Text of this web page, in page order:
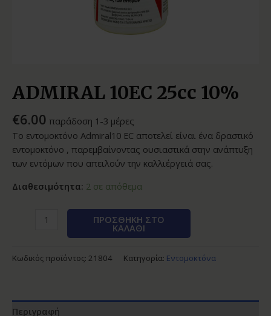
ADMIRAL 10EC 25cc 10%
€6.00 παράδοση 1-3 μέρες
Το εντομοκτόνο Admiral10 EC αποτελεί είναι ένα δραστικό
εντομοκτόνο , παρεμβαίνοντας ουσιαστικά στην ανάπτυξη
των εντόμων που απειλούν την καλλιέργειά σας.
Διαθεσιμότητα: 2 σε απόθεμα
ΠΡΟΣΘΉΚΗ ΣΤΟ
ΚΑΛΆΘΙ
Κωδικός προϊόντος: 21804 Κατηγορία: Εντομοκτόνα
Περιγραφή